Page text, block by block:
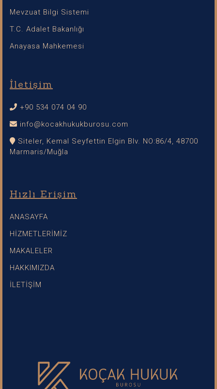
Mevzuat Bilgi Sistemi
T.C. Adalet Bakanlığı
Anayasa Mahkemesi
İletişim
+90 534 074 04 90
info@kocakhukukburosu.com
Siteler, Kemal Seyfettin Elgin Blv. NO:86/4, 48700
Marmaris/Muğla
Hızlı Erişim
ANASAYFA
HİZMETLERİMİZ
MAKALELER
HAKKIMIZDA
İLETİŞİM